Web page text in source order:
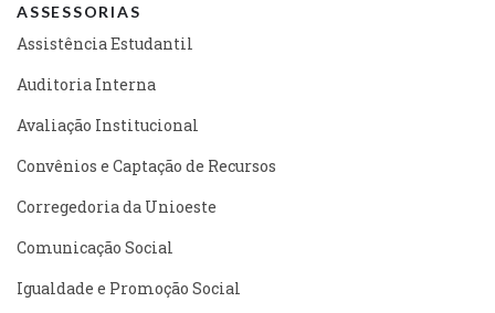
ASSESSORIAS
Assistência Estudantil
Auditoria Interna
Avaliação Institucional
Convênios e Captação de Recursos
Corregedoria da Unioeste
Comunicação Social
Igualdade e Promoção Social